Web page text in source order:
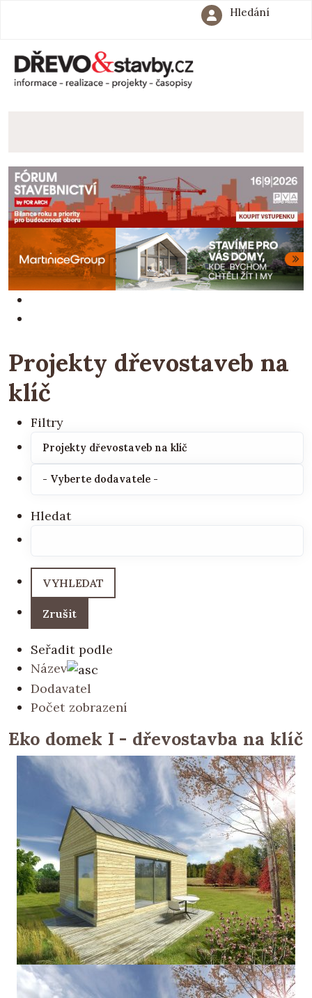
Hledání
Projekty dřevostaveb na
klíč
Filtry
Hledat
Seřadit podle
Název
Dodavatel
Počet zobrazení
Eko domek I - dřevostavba na klíč